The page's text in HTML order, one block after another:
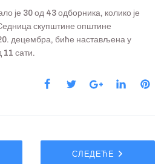
је 30 од 43 одборника, колико је
скупштине општине
децембра, биће настављена у
11 сати.
СЛЕДЕЋЕ